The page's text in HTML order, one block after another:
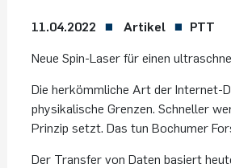
11.04.2022 Artikel
PTT
Neue Spin-Laser für einen
Die herkömmliche Art der Internet-
physikalische Grenzen. Schneller
Prinzip setzt. Das tun Bochumer
Der Transfer von Daten basiert